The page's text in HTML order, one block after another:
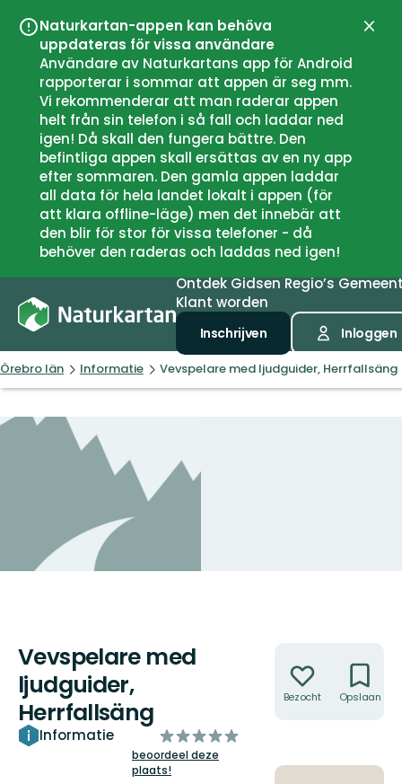
Naturkartan-appen kan behöva
uppdateras för vissa användare
Användare av Naturkartans app för Android
rapporterar i sommar att appen är seg mm.
Vi rekommenderar att man raderar appen
helt från sin telefon i så fall och laddar ned
igen! Då skall den fungera bättre. Den
befintliga appen skall ersättas av en ny app
efter sommaren. Den gamla appen laddar
all data för hela landet lokalt i appen (för
att klara offline-läge) men det innebär att
den blir för stor för vissa telefoner - då
behöver den raderas och laddas ned igen!
OntdekGidsenRegio’s
Klant worden
Inschrijven Inloggen
Örebro län Informatie Vevspelare med ljudguider, Herrfallsäng
Vevspelare med
ljudguider,
Herrfallsäng
Informatie
van
5
sterren
beoordeel deze
plaats!
Bezocht Opslaan